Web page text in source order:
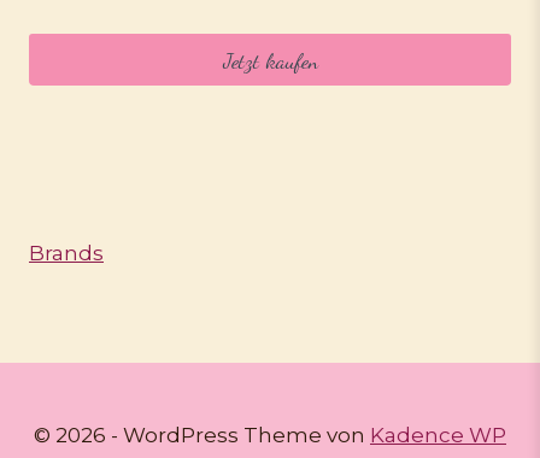
Jetzt kaufen
Brands
© 2026 - WordPress Theme von Kadence WP